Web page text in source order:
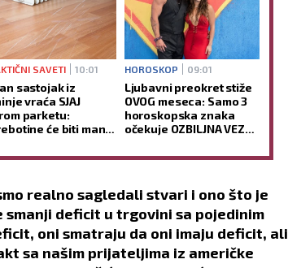
SAVETI 10:01
sastojak iz
vraća SJAJ
parketu:
će biti manje
HOROSKOP 09:01
Ljubavni preokret stiže
OVOG meseca: Samo 3
horoskopska znaka
očekuje OZBILJNA VEZA
realno sagledali stvari i ono što je
deficit u trgovini sa pojedinim
oni smatraju da oni imaju deficit, ali
sa našim prijateljima iz američke